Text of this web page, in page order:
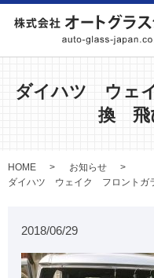
ダイハツ ウェ
換 飛
HOME
お知らせ
ダイハツ ウェイク フロント
2018/06/29